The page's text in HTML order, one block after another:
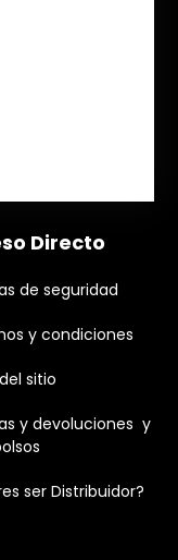
Directo
de seguridad
y condiciones
sitio
y devoluciones y
ser Distribuidor?